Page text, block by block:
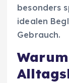
besonders
idealen
Gebrauch.